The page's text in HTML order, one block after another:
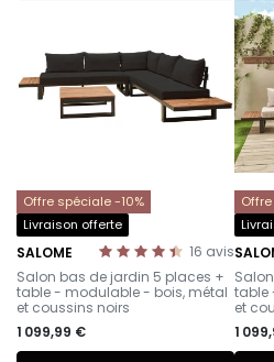
Offre spéciale -10%
Livraison offerte
16 avis
SALOME
-
Salon bas de jardin 5 places +
table - modulable - bois, métal
et coussins noirs
1 099,99 €
-
table
et
1